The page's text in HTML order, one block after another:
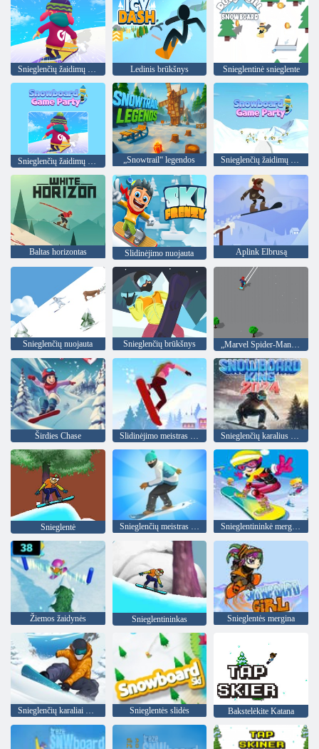
Snieglenčių žaidimų vakarėlis Ledinis brūkšnys Snieglentinė snieglente
„Snowtrail“ legendos Snieglenčių žaidimų vakarėlis
Baltas horizontas Slidinėjimo nuojauta Aplink Elbrusą
Snieglenčių nuojauta Snieglenčių brūkšnys „Marvel Spider-Man: Snowy Skate“.
Širdies Chase
Snieglentė Snieglenčių meistras 3D Snieglentininkė mergina
Žiemos žaidynės Snieglentininkas Snieglentės mergina
Snieglentės slidės Bakstelėkite Katana